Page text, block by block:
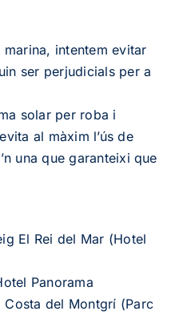
intentem evitar
ser perjudicials per a
solar per roba i
al màxim l’ús de
una que garanteixi que
El Rei del Mar (Hotel
Panorama
Costa del Montgrí (Parc